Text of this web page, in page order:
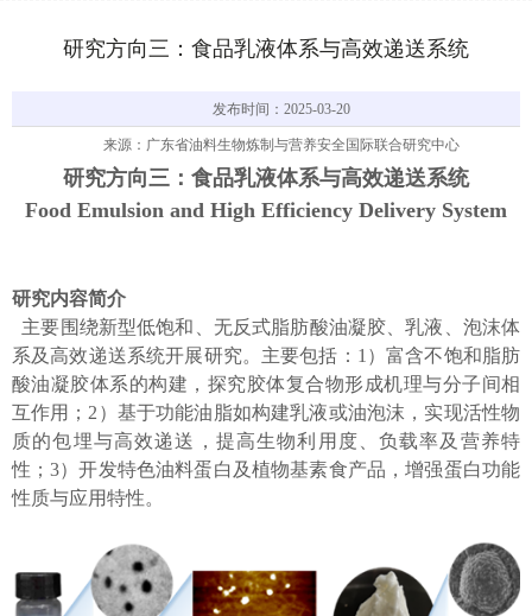
研究方向三：食品乳液体系与高效递送系统
发布时间：2025-03-20
来源：广东省油料生物炼制与营养安全国际联合研究中心
研究方向三：食品乳液体系与高效递送系统
Food Emulsion and High Efficiency Delivery System
研究内容简介
主要围绕新型低饱和、无反式脂肪酸油凝胶、乳液、泡沫体
系及高效递送系统开展研究。主要包括：1）富含不饱和脂肪
酸油凝胶体系的构建，探究胶体复合物形成机理与分子间相
互作用；2）基于功能油脂如构建乳液或油泡沫，实现活性物
质的包埋与高效递送，提高生物利用度、负载率及营养特
性；3）开发特色油料蛋白及植物基素食产品，增强蛋白功能
性质与应用特性。